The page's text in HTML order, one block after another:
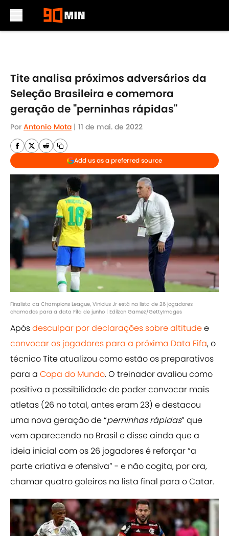
Tite analisa próximos adversários da
Seleção Brasileira e comemora
geração de "perninhas rápidas"
Por Antonio Mota | 11 de mai. de 2022
Add us as a preferred source
Finalista da Champions League, Vinicius Jr está na lista de 26 jogadores
chamados para a data Fifa de junho | Edilzon Gamez/GettyImages
Apósdesculpar por declarações sobre altitudee
convocar os jogadores para a próxima Data Fifa, o
técnicoTiteatualizou como estão os preparativos
para a Copa do Mundo. O treinador avaliou como
positiva a possibilidade de poder convocar mais
atletas (26 no total, antes eram 23) e destacou
uma nova geração de “perninhas rápidas” que
vem aparecendo no Brasil e disse ainda que a
ideia inicial com os 26 jogadores é reforçar “a
parte criativa e ofensiva” - e não cogita, por ora,
chamar quatro goleiros na lista final para o Catar.